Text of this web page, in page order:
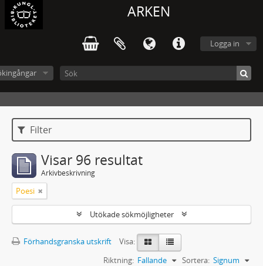
ARKEN
Logga in
Filter
Visar 96 resultat
Arkivbeskrivning
Poesi
Utökade sökmöjligheter
Förhandsgranska utskrift
Visa:
Sortera: Signum
Riktning: Fallande